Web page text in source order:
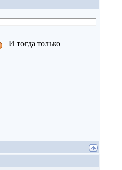
И тогда только